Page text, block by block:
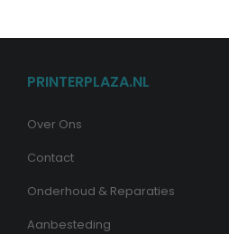
PRINTERPLAZA.NL
Over Ons
Contact
Onderhoud & Reparaties
Aanbesteding